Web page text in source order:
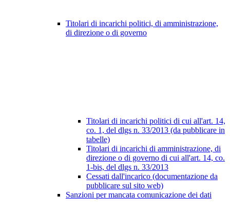
Titolari di incarichi politici, di amministrazione,
di direzione o di governo
Titolari di incarichi politici di cui all'art. 14,
co. 1, del dlgs n. 33/2013 (da pubblicare in
tabelle)
Titolari di incarichi di amministrazione, di
direzione o di governo di cui all'art. 14, co.
1-bis, del dlgs n. 33/2013
Cessati dall'incarico (documentazione da
pubblicare sul sito web)
Sanzioni per mancata comunicazione dei dati